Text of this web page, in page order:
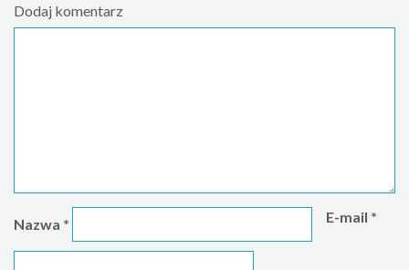
Dodaj komentarz
Nazwa * E-mail *